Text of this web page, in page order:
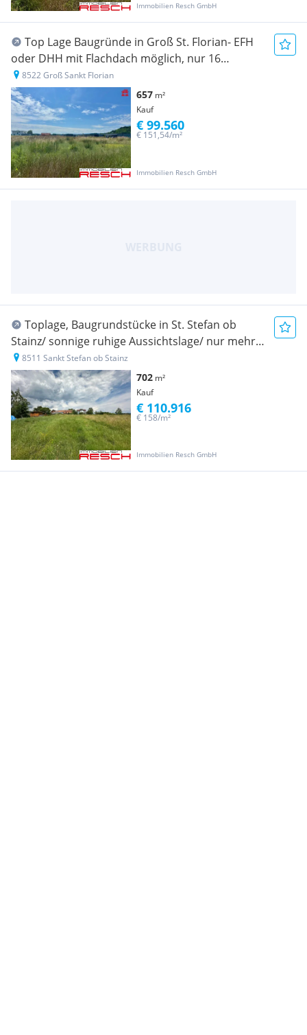
Immobilien Resch GmbH
Top Lage Baugründe in Groß St. Florian- EFH
oder DHH mit Flachdach möglich, nur 16
Minuten nach Graz!
8522 Groß Sankt Florian
657 m²
Kauf
Immobilien Resch GmbH
€ 151,54/m²
€ 99.560
Toplage, Baugrundstücke in St. Stefan ob
Stainz/ sonnige ruhige Aussichtslage/ nur mehr 4
Parzellen frei!!!
8511 Sankt Stefan ob Stainz
702 m²
Kauf
Immobilien Resch GmbH
€ 158/m²
€ 110.916